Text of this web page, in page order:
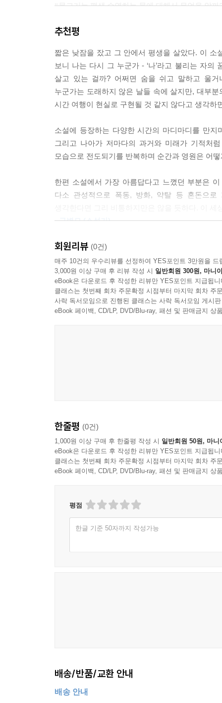
--- p.75
어떤 사람들은 시간을 양으로 따져보고 분석하고
차갑고 단단하고 무겁게 변한다. 세월이 지나면
판다.
--- p.119
“물고기는 평생 수영하는 물에 대해서 무엇을 알까
계기를 밝힌다. 경계를 허물며 이어지는 가상의
환상적인 서술에 매료되었던 그는 물리학자로
과학의 상징적 존재인 아인슈타인을 주인공으
시간에 따라 서로 다른 삶을 산다. 곧 종말이 다
평온하고, 구병모 작가는 이를 ‘평등하고 장엄
방해하지 않기 위해 입을 닫고 도시 구석에 가만
행동을 결정하고 오래된 기억을 다시 떠오르게 하
지나온 어딘가의 기억이고, 아직 닿지 못한 미래
반복해서 읽게 될 새 시대의 고전이자
과학이 문학으로 변한 가장 아름다운 사례
코로나19 팬데믹으로 인해 거리두기와 격리가
살아가는 우리의 시간 감각을 크게 바꿔놓았다.
페이지를 줄곧 새로고침하다가 시간의 경계가
있다. 아인슈타인이 골몰했던 ‘시간을 탐구하는
근본적인 질문을 던지는 일이자, 삶의 모습을 바
문학적 서정성을 결합한 소설을 넘어, 출간된 지
추천평
짧은 낮잠을 잤고 그 안에서 평생을 살았다. 이 소
보니 나는 다시 그 누군가 - ‘나’라고 불리는 자
살고 있는 걸까? 어쩌면 숨을 쉬고 말하고 울
누군가는 도래하지 않은 날들 속에 살지만, 대부
시간 여행이 현실로 구현될 것 같지 않다고 생각
소설에 등장하는 다양한 시간의 마디마디를 만
그리고 나아가 저마다의 과거와 미래가 기적처
모습으로 전도되기를 반복하며 순간과 영원은 어
한편 소설에서 가장 아름답다고 느꼈던 부분은
다소 관성적으로 폭동, 방화, 약탈 등 혼돈으로
- 구병모 (소설가)
“라이트먼은 과학자들의 시인이요, 과학 저술계의
- [워싱턴포스트]
“라이트먼은 시간이라는 물감으로 그림을 그리는
- [LA타임스]
“마법과도 같은 형이상학의 세계. 매혹적이고 황홀
- 살만 루슈디 (작가)
“어떤 소설가도, 어떤 물리학자나 신학자도 시간
- 제임스 글릭 (저술가, 기자, 작가)
“정교한 위트로 섬세하게 완성된, 기발하고 매혹적
- [퍼블리셔스위클리]
회원리뷰 (0건)
매주 10건의 우수리뷰를 선정하여 YES포인트 3만원을 드
3,000원 이상 구매 후 리뷰 작성 시 일반회원 300원, 마니
eBook은 다운로드 후 작성한 리뷰만 YES포인트 지급됩니
클래스는 첫번째 회차 주문확정 시점부터 마지막 회차 주
사락 독서모임으로 진행된 클래스는 사락 독서모임 게시
eBook 페이백, CD/LP, DVD/Blu-ray, 패션 및 판매금지 상
한줄평 (0건)
1,000원 이상 구매 후 한줄평 작성 시 일반회원 50원, 마니
eBook은 다운로드 후 작성한 리뷰만 YES포인트 지급됩니
클래스는 첫번째 회차 주문확정 시점부터 마지막 회차 주
eBook 페이백, CD/LP, DVD/Blu-ray, 패션 및 판매금지 상
평점
한글 기준 50자까지 작성가능
배송/반품/교환 안내
배송 안내